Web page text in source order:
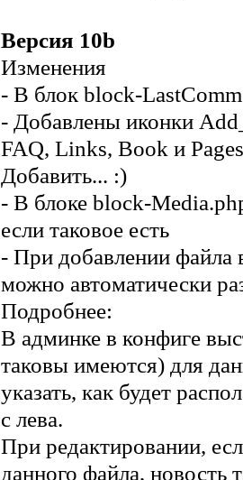
Версия 10b
Изменения
- В блок block-
- Добавлены иконки
FAQ, Links, Book и
Добавить... :)
- В блоке block-
если таковое есть
- При добавлении файла
можно автоматически
Подробнее:
В админке в конфиге
таковы имеются) для
указать, как будет
с лева.
При редактировании,
данного файла, новость